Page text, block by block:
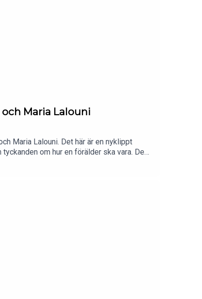
Maria Lalouni
Maria Lalouni. Det här är en nyklippt
om hur en förälder ska vara. Den
sådant som visat sig fungera.I
prioritera som förälder? Vi pratar också